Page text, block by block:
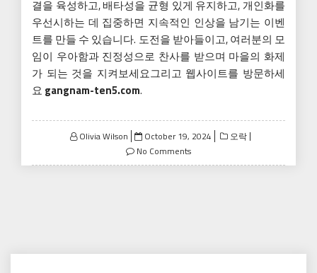
결을 육성하고, 배타성을 균형 있게 유지하고, 개인화를
우선시하는 데 집중하면 지속적인 인상을 남기는 이벤
트를 만들 수 있습니다. 도전을 받아들이고, 여러분의 모
임이 우아함과 진정성으로 찬사를 받으며 마을의 화제
가 되는 것을 지켜보세요그리고 웹사이트를 방문하세
요 gangnam-ten5.com.
Olivia Wilson
Posted
on
October 19, 2024 오락
No Comments